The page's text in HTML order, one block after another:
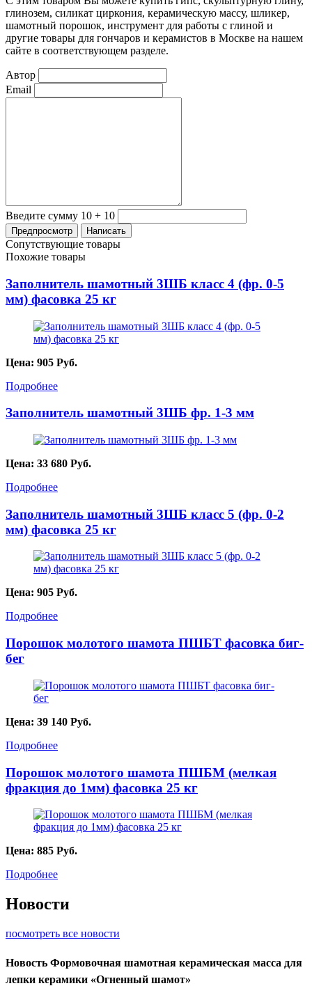
глинозем, силикат циркония, керамическую массу, шликер,
шамотный порошок, инструмент для работы с глиной и
другие товары для гончаров и керамистов в Москве на нашем
сайте в соответствующем разделе.
Автор
Email
Введите сумму 10 + 10
Сопутствующие товары
Похожие товары
Заполнитель шамотный 3ШБ класс 4 (фр. 0-5
мм) фасовка 25 кг
Цена: 905 Руб.
Подробнее
Заполнитель шамотный 3ШБ фр. 1-3 мм
Цена: 33 680 Руб.
Подробнее
Заполнитель шамотный 3ШБ класс 5 (фр. 0-2
мм) фасовка 25 кг
Цена: 905 Руб.
Подробнее
Порошок молотого шамота ПШБТ фасовка биг-
бег
Цена: 39 140 Руб.
Подробнее
Порошок молотого шамота ПШБМ (мелкая
фракция до 1мм) фасовка 25 кг
Цена: 885 Руб.
Подробнее
Новости
посмотреть все новости
Новость Формовочная шамотная керамическая масса для
лепки керамики «Огненный шамот»